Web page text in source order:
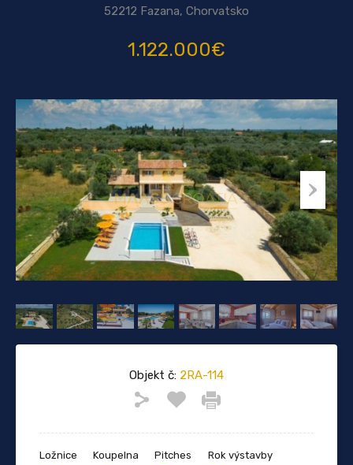
52212 Fazana, Chorvatsko
1.122.000€
Objekt č: 2RA-114
Ložnice Koupelna Pitches Rok výstavby